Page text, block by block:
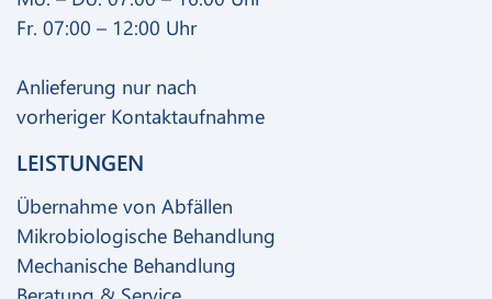
Fr. 07:00 – 12:00 Uhr
Anlieferung nur nach
vorheriger Kontaktaufnahme
LEISTUNGEN
Übernahme von Abfällen
Mikrobiologische Behandlung
Mechanische Behandlung